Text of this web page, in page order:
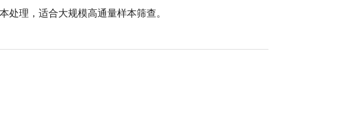
处理，适合大规模高通量样本筛查。